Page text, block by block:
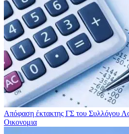
Απόφαση έκτακτης ΓΣ του Συλλόγου
Οικονομια